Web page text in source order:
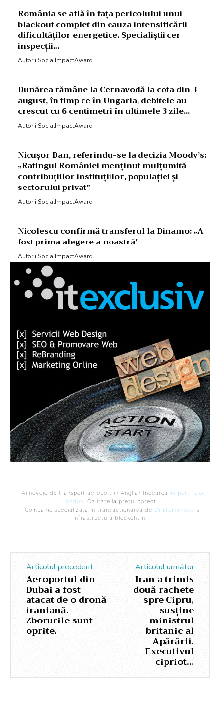
România se află în fața pericolului unui
blackout complet din cauza intensificării
dificultăților energetice. Specialiștii cer
inspecții…
Autorii SocialImpactAward
Dunărea rămâne la Cernavodă la cota din 3
august, în timp ce în Ungaria, debitele au
crescut cu 6 centimetri în ultimele 3 zile...
Autorii SocialImpactAward
Nicușor Dan, referindu-se la decizia Moody’s:
„Ratingul României menținut mulțumită
contribuțiilor instituțiilor, populației și
sectorului privat”
Autorii SocialImpactAward
Nicolescu confirmă transferul la Dinamo: „A
fost prima alegere a noastră”
Autorii SocialImpactAward
- Ai nevoie de transport aeroport in Anglia? Încearcă Airport Taxi
London. Calitate la prețul corect.
- Companie specializata in tranzactionarea de Criptomonede si
infrastructura blockchain.
Articolul precedent
Aeroportul din
Dubai a fost
atacat de o dronă
iraniană.
Zborurile sunt
oprite.
Articolul următor
Iran a trimis
două rachete
spre Cipru,
susține
ministrul
britanic al
Apărării.
Executivul
cipriot…